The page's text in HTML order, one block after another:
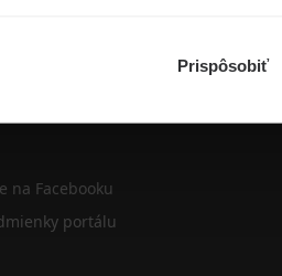
Prispôsobiť
na Facebooku
portálu